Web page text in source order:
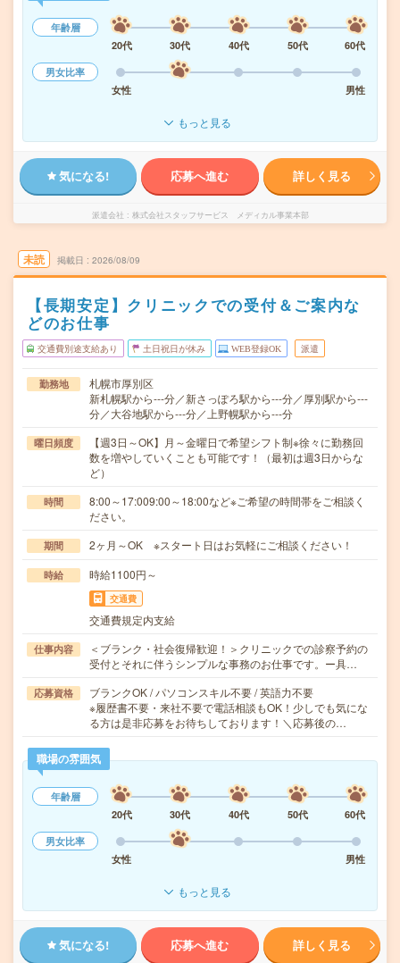
年齢層
20代
30代 40代 50代
60代
男女比率
女性
男性
もっと見る
気になる! 応募へ進む 詳しく見る
派遣会社 株式会社スタッフサービス メディカル事業本部
未読 掲載日 2026/08/09
【長期安定】クリニックでの受付＆ご案内な
どのお仕事
交通費別途支給あり 土日祝日が休み WEB登録OK 派遣
勤務地
札幌市厚別区
新札幌駅から---分／新さっぽろ駅から---分／厚別駅から---
分／大谷地駅から---分／上野幌駅から---分
曜日頻度
【週3日～OK】月～金曜日で希望シフト制※徐々に勤務回
数を増やしていくことも可能です！（最初は週3日からな
ど）
時間
8:00～17:009:00～18:00など※ご希望の時間帯をご相談く
ださい。
期間 2ヶ月～OK ※スタート日はお気軽にご相談ください！
時給 時給1100円～
交通費
交通費規定内支給
仕事内容
＜ブランク・社会復帰歓迎！＞クリニックでの診察予約の
受付とそれに伴うシンプルな事務のお仕事です。ー具…
応募資格
ブランクOK / パソコンスキル不要 / 英語力不要
※履歴書不要・来社不要で電話相談もOK！少しでも気にな
る方は是非応募をお待ちしております！＼応募後の…
職場の雰囲気
年齢層
20代
30代 40代 50代
60代
男女比率
女性
男性
もっと見る
気になる! 応募へ進む 詳しく見る